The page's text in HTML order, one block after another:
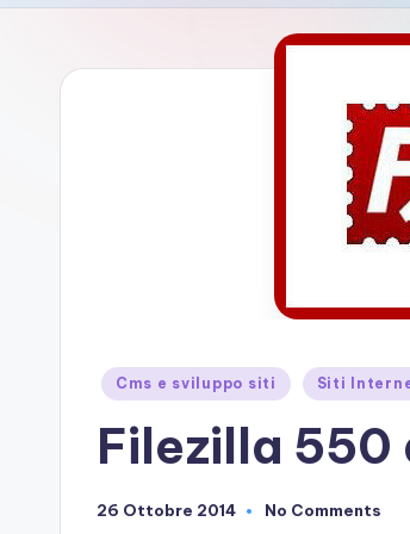
t
Posted
Cms e sviluppo siti Siti
Filezilla 550
26 Ottobre 2014 No Comments